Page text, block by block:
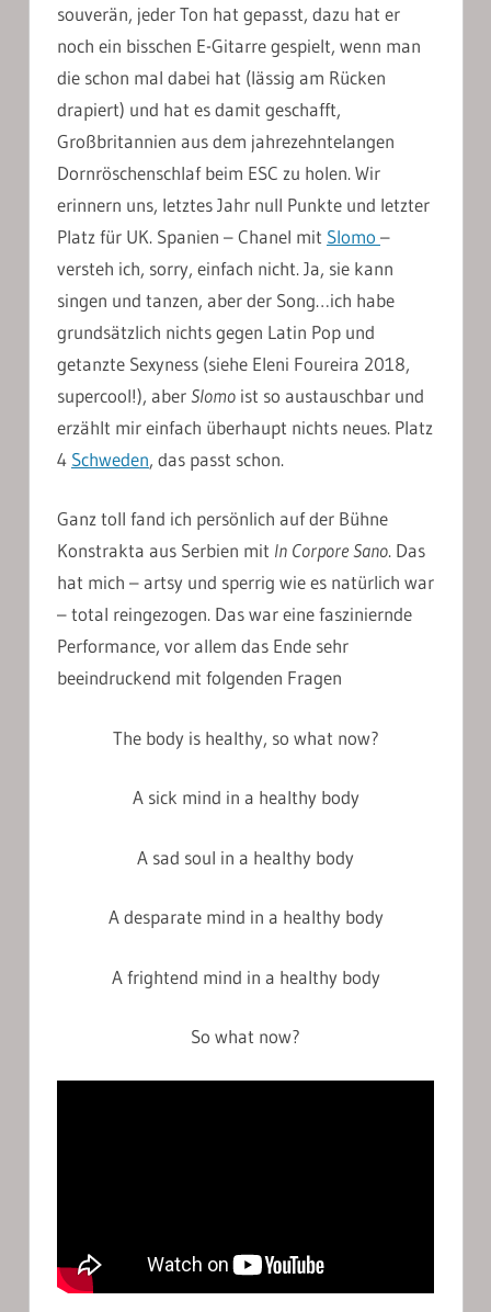
souverän, jeder Ton hat gepasst, dazu hat er
noch ein bisschen E-Gitarre gespielt, wenn man
die schon mal dabei hat (lässig am Rücken
drapiert) und hat es damit geschafft,
Großbritannien aus dem jahrezehntelangen
Dornröschenschlaf beim ESC zu holen. Wir
erinnern uns, letztes Jahr null Punkte und letzter
Platz für UK. Spanien – Chanel mit Slomo –
versteh ich, sorry, einfach nicht. Ja, sie kann
singen und tanzen, aber der Song…ich habe
grundsätzlich nichts gegen Latin Pop und
getanzte Sexyness (siehe Eleni Foureira 2018,
supercool!), aberSlomo ist so austauschbar und
erzählt mir einfach überhaupt nichts neues. Platz
4 Schweden, das passt schon.
Ganz toll fand ich persönlich auf der Bühne
Konstrakta aus Serbien mit In Corpore Sano. Das
hat mich – artsy und sperrig wie es natürlich war
– total reingezogen. Das war eine fasziniernde
Performance, vor allem das Ende sehr
beeindruckend mit folgenden Fragen
The body is healthy, so what now?
A sick mind in a healthy body
A sad soul in a healthy body
A desparate mind in a healthy body
A frightend mind in a healthy body
So what now?